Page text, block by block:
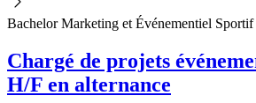
Bachelor Marketing et Événementiel Sportif
Chargé de projets
H/F en alternance